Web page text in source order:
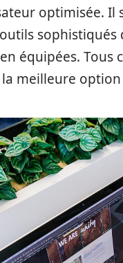
optimisée. Il
équipées. Tous
meilleure